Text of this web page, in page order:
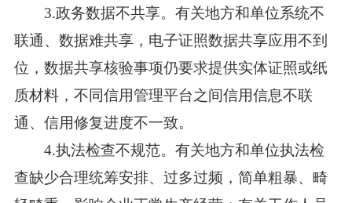
3.政务数据不共享。有关地方和单位系统不
联通、数据难共享，电子证照数据共享应用不到
位，数据共享核验事项仍要求提供实体证照或纸
质材料，不同信用管理平台之间信用信息不联
通、信用修复进度不一致。
4.执法检查不规范。有关地方和单位执法检
查缺少合理统筹安排、过多过频，简单粗暴、畸